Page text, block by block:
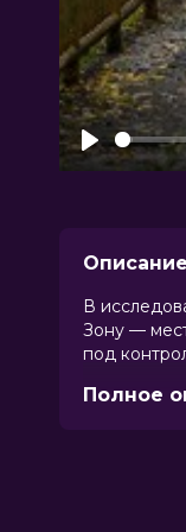
Play
В
Зону —
под
Оценка
Полное